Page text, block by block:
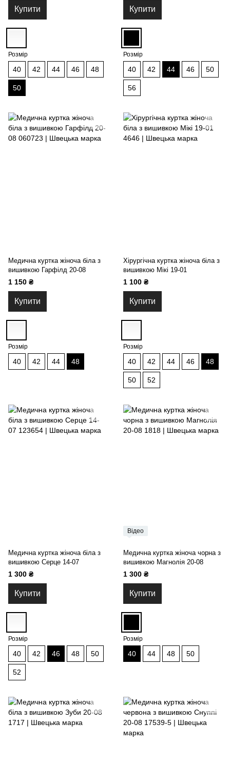
Купити
Розмір
40 42 44 46 48
50
Купити
Розмір
40 42 44 46 50
56
Медична куртка жіноча біла з
вишивкою Гарфілд 20-08
1 150 ₴
Купити
Розмір
40 42 44 48
Хірургічна куртка жіноча біла з
вишивкою Мікі 19-01
1 100 ₴
Купити
Розмір
40 42 44 46 48
50 52
Медична куртка жіноча біла з
вишивкою Серце 14-07
1 300 ₴
Купити
Розмір
40 42 46 48 50
52
Відео
Медична куртка жіноча чорна з
вишивкою Магнолія 20-08
1 300 ₴
Купити
Розмір
40 44 48 50